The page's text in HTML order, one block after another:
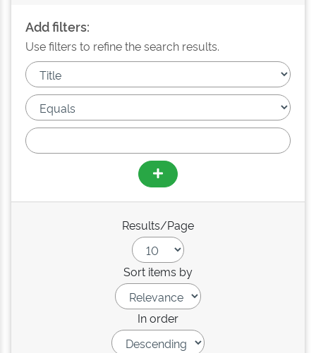
Add filters:
Use filters to refine the search results.
Results/Page
Sort items by
In order